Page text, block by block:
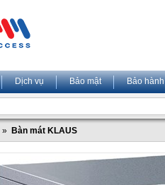
Dịch vụ Bảo mật Bảo hành
» Bàn mát KLAUS